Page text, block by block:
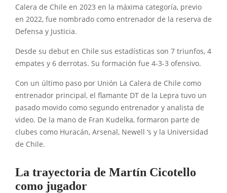
Calera de Chile en 2023 en la máxima categoría, previo
en 2022, fue nombrado como entrenador de la reserva de
Defensa y Justicia.
Desde su debut en Chile sus estadísticas son 7 triunfos, 4
empates y 6 derrotas. Su formación fue 4-3-3 ofensivo.
Con un último paso por Unión La Calera de Chile como
entrenador principal, el flamante DT de la Lepra tuvo un
pasado movido como segundo entrenador y analista de
video. De la mano de Fran Kudelka, formaron parte de
clubes como Huracán, Arsenal, Newell ‘s y la Universidad
de Chile.
La trayectoria de Martín Cicotello
como jugador